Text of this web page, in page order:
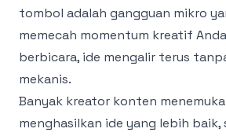
tombol adalah gangguan mikro
memecah momentum kreatif
berbicara, ide mengalir terus
mekanis.
Banyak kreator konten
menghasilkan ide yang lebih